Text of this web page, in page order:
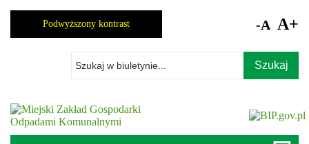
zawartości
Podwyższony kontrast -A A+
szukaną
frazę